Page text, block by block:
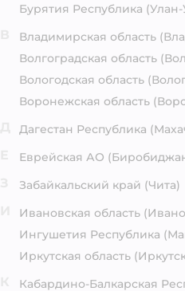
Бурятия Республика (Улан-
Владимирская область
Волгоградская область
Вологодская область
Воронежская область
Дагестан Республика
Еврейская АО
Забайкальский край (Чита)
Ивановская область
Ингушетия Республика
Иркутская область
Кабардино-Балкарская